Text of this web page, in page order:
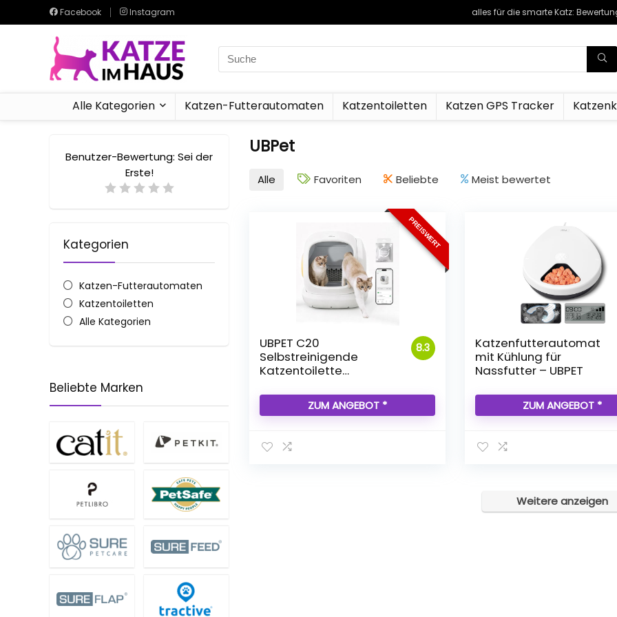
Facebook Instagram alles für die smarte Katz:
Search
for:
Alle Kategorien Katzen-Futterautomaten Katzentoiletten Katzen GPS Tracker
UBPet
Benutzer-Bewertung: Sei der
Erste!
Kategorien
Katzen-Futterautomaten
Katzentoiletten
Alle Kategorien
Alle Favoriten Beliebte Meist bewertet
PREISWERT
8.3
UBPET C20
Selbstreinigende
Katzentoilette
ÖffnungZUM ANGEBOT *
Katzenfutterautomat
mit Kühlung für
Nassfutter – UBPET
ZUM ANGEBOT *
Weitere anzeigen
Beliebte Marken